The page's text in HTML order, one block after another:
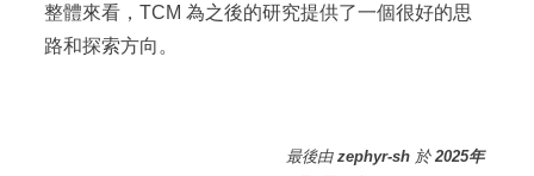
整體來看，TCM 為之後的研究提供了一個很好的思
路和探索方向。
最後由 zephyr-sh 於 2025年